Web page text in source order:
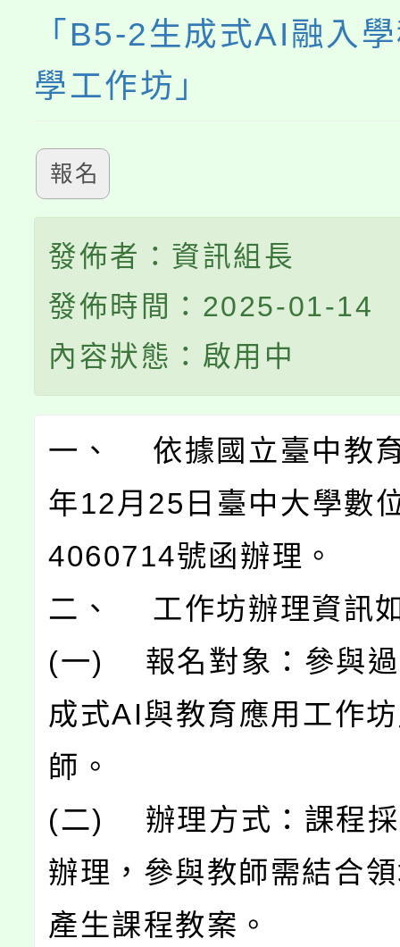
「B5-2生成式AI融入
學工作坊」
報名
發佈者：資訊組長
發佈時間：2025-01-14
內容狀態：啟用中
一、 依據國立臺中教
年12月25日臺中大學數
4060714號函辦理。
二、 工作坊辦理資訊
(一) 報名對象：參與
成式AI與教育應用工作
師。
(二) 辦理方式：課程採
辦理，參與教師需結合
產生課程教案。